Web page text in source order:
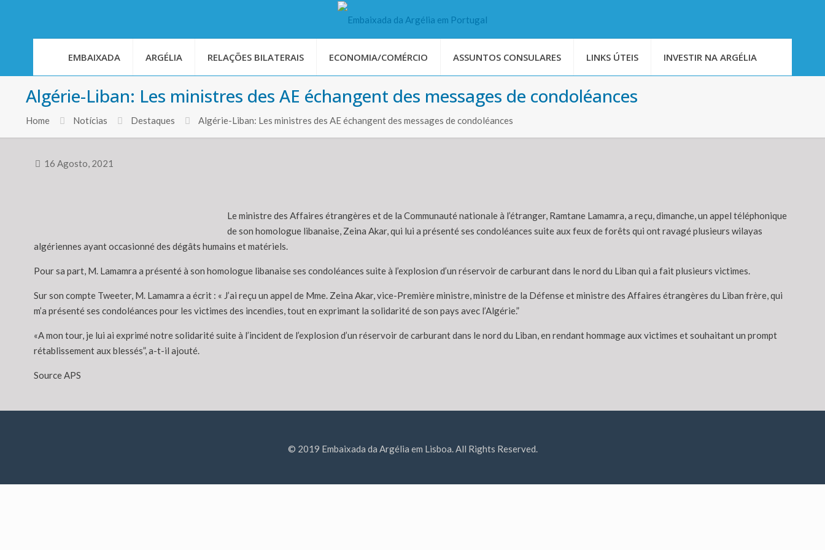
EMBAIXADA ARGÉLIA RELAÇÕES BILATERAIS ECONOMIA/COMÉRCIO ASSUNTOS CONSULARES LINKS ÚTEIS INVESTIR NA ARGÉLIA
Algérie-Liban: Les ministres des AE échangent des messages de condoléances
Home Notícias Destaques Algérie-Liban: Les ministres des AE échangent des messages de condoléances
16 Agosto, 2021
Le ministre des Affaires étrangères et de la Communauté nationale à l’étranger, Ramtane Lamamra, a reçu, dimanche, un appel téléphonique
de son homologue libanaise, Zeina Akar, qui lui a présenté ses condoléances suite aux feux de forêts qui ont ravagé plusieurs wilayas
algériennes ayant occasionné des dégâts humains et matériels.
Pour sa part, M. Lamamra a présenté à son homologue libanaise ses condoléances suite à l’explosion d’un réservoir de carburant dans le nord du Liban qui a fait plusieurs victimes.
Sur son compte Tweeter, M. Lamamra a écrit : « J’ai reçu un appel de Mme. Zeina Akar, vice-Première ministre, ministre de la Défense et ministre des Affaires étrangères du Liban frère, qui
m’a présenté ses condoléances pour les victimes des incendies, tout en exprimant la solidarité de son pays avec l’Algérie.”
«A mon tour, je lui ai exprimé notre solidarité suite à l’incident de l’explosion d’un réservoir de carburant dans le nord du Liban, en rendant hommage aux victimes et souhaitant un prompt
rétablissement aux blessés”, a-t-il ajouté.
Source APS
© 2019 Embaixada da Argélia em Lisboa. All Rights Reserved.